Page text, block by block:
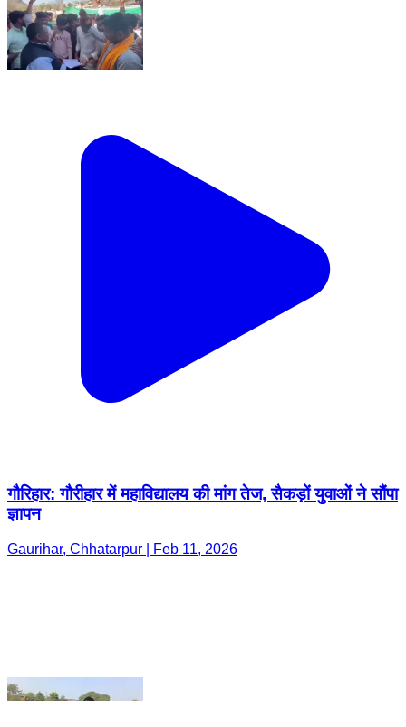
गौरिहार: गौरीहार में महाविद्यालय की मांग तेज, सैकड़ों युवाओं ने सौंपा